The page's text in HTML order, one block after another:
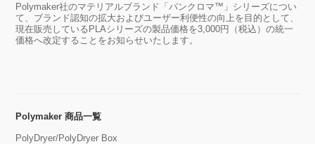
Polymaker社のマテリアルブランド「パンクロマ™」シリーズについ
て、ブランド認知の拡大およびユーザー利便性の向上を目的として、
現在販売しているPLAシリーズの製品価格を3,000円（税込）の統一
価格へ改定することをお知らせいたします。
Polymaker 商品一覧
PolyDryer/PolyDryer Box